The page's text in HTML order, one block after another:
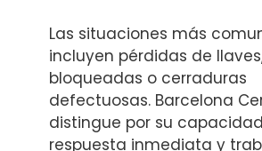
Las situaciones más
incluyen pérdidas de
bloqueadas o cerraduras
defectuosas. Barcelona
distingue por su
respuesta inmediata y